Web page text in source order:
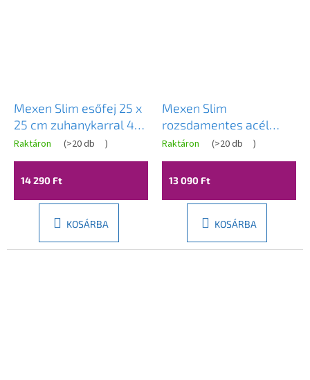
Mexen Slim esőfej 25 x
25 cm zuhanykarral 40
cm, króm, 79125112-00
Raktáron (>20 db )
14 290 Ft
KOSÁRBA
Mexen Slim
rozsdamentes acél
zuhanyfej 30 x 30 cm,
fekete, 79130-70
Raktáron (>20 db )
13 090 Ft
KOSÁRBA